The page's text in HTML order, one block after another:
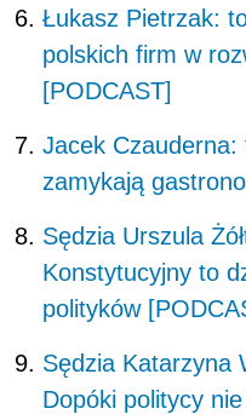
Łukasz Pietrzak:
polskich firm w
[PODCAST]
Jacek
zamykają
Sędzia Urszula
Konstytucyjny to
polityków
Sędzia Katarzyna
Dopóki politycy